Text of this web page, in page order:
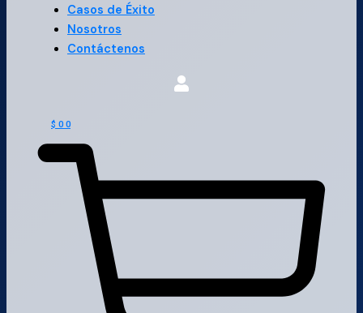
Casos de Éxito
Nosotros
Contáctenos
$ 0 0